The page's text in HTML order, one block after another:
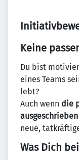
Keine
Du bist
eines Teams
lebt?
Auch wenn die
neue,
Was Dich